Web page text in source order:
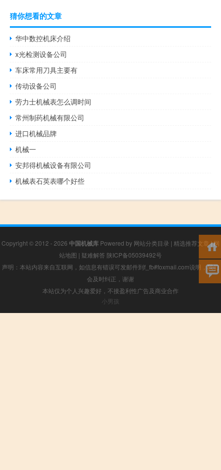
猜你想看的文章
华中数控机床介绍
x光检测设备公司
车床常用刀具主要有
传动设备公司
劳力士机械表怎么调时间
常州制药机械有限公司
进口机械品牌
机械一
安邦得机械设备有限公司
机械表石英表哪个好些
Copyright © 2012 - 2026 中国机械库 Powered by 网站分类目录 | 精选推荐文章|网
站地图 | 疑难解答 陕ICP备05039492号
声明：本站内容来自互联网，如信息有错误可发邮件到f_fb#foxmail.com说明，我们
会及时纠正，谢谢
本站仅为个人兴趣爱好，不接盈利性广告及商业合作
小男孩